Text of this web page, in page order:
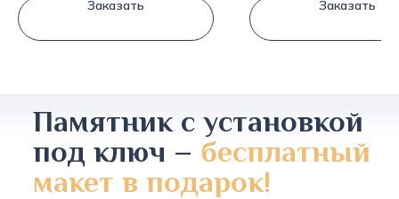
Заказать Заказать
Памятник с установкой
под ключ – бесплатный
макет в подарок!